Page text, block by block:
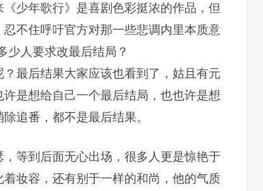
少年歌行》是喜剧色彩挺浓的作品，但
不住呼吁官方对那一些悲调内里本质意
少人要求改最后结局？
最后结果大家应该也看到了，姑且有元
是想给自己一个最后结局，也也许是想
追番，都不是最后结果。
等到后面无心出场，很多人更是惊艳于
妆容，还有别于一样的和尚，他的气质